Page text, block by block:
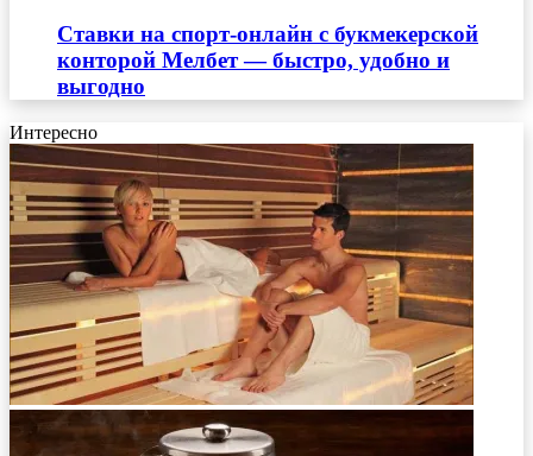
Ставки на спорт-онлайн с букмекерской
конторой Мелбет — быстро, удобно и
выгодно
Интересно